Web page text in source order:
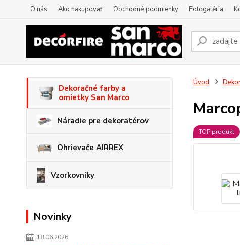
O nás Ako nakupovať Obchodné podmienky Fotogaléria
Dekoračné farby a
omietky San Marco
Náradie pre dekoratérov
Ohrievače AIRREX
Vzorkovníky
Novinky
18.06.2026
Úvod
TOP produkt